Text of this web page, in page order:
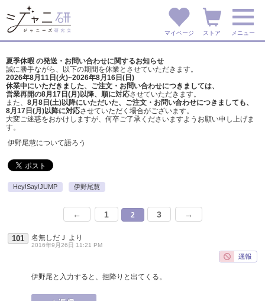
マイページ ストア メニュー
夏季休暇 の発送・お問い合わせに関するお知らせ
誠に勝手ながら、以下の期間を休業とさせていただきます。
2026年8月11日(火)~2026年8月16日(日)
休業中にいただきました、ご注文・お問い合わせにつきましては、
営業再開の8月17日(月)以降、順に対応させていただきます。
また、 8月8日(土)以降にいただいた、ご注文・ お問い合わせにつきましても、
8月17日(月)以降に対応させていただく場合がございます。
大変ご迷惑をおかけしますが、 何卒ご了承くださいますようお願い申し上げま
す。
伊野尾慧について語ろう
Hey!Say!JUMP 伊野尾慧
← 1 2 3 →
101 名無しだＪ より
2016年9月26日 11:21 PM
伊野尾と入力すると、担降りと出てくる。